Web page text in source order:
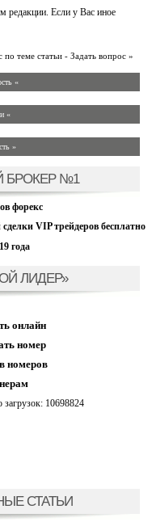
редакции. Если у Вас иное
по теме статьи - Задать вопрос »
«
«
»
БРОКЕР №1
форекс
VIP трейдеров бесплатно
года
ЛИДЕР»
онлайн
номер
номеров
загрузок: 10698824
СТАТЬИ